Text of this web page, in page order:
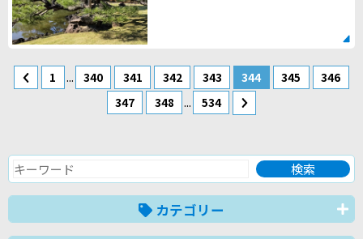
1 ... 340 341 342 343 344 345
346
347
348 ... 534
カテゴリー